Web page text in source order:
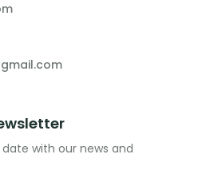
with our news and